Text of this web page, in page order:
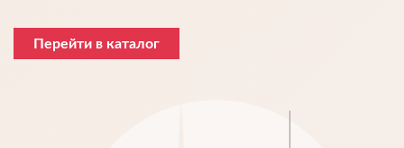
Перейти в каталог